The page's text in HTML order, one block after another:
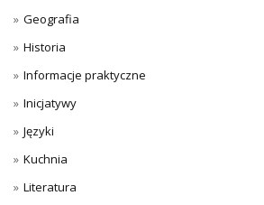
Geografia
Historia
Informacje praktyczne
Inicjatywy
Języki
Kuchnia
Literatura